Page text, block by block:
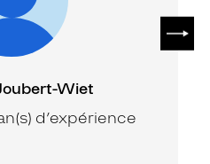
Wiet
d’expérience